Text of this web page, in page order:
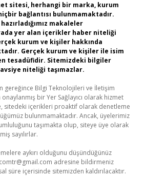
sitesi, herhangi bir marka, kurum
bağlantısı bulunmamaktadır.
makaleler
yer alan içerikler haber niteliği
kurum ve kişiler hakkında
Gerçek kurum ve kişiler ile isim
tesadüfidir. Sitemizdeki bilgiler
niteliği taşımazlar.
gereğince Bilgi Teknolojileri ve İletişim
bir Yer Sağlayıcı olarak hizmet
sitedeki içerikleri proaktif olarak denetleme
bulunmamaktadır. Ancak, üyelerimiz
taşımakta olup, siteye üye olarak
sayılırlar.
aykırı olduğunu düşündüğünüz
adresine bildirmeniz
süre içerisinde sitemizden kaldırılacaktır.